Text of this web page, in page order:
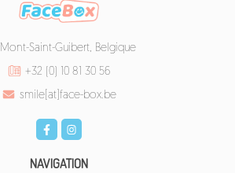
Mont-Saint-Guibert, Belgique
+32 (0) 10 81 30 56
smile[at]face-box.be
NAVIGATION